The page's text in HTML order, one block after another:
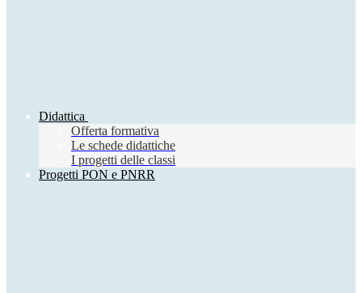
Didattica
Offerta formativa
Le schede didattiche
I progetti delle classi
Progetti PON e PNRR